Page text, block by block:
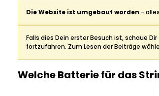
Die Website ist umgebaut worden -
Falls dies Dein erster Besuch ist, schaue
fortzufahren. Zum Lesen der Beiträge
Welche Batterie für das